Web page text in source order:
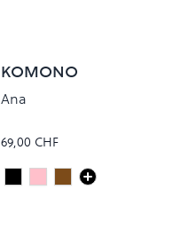
KOMONO
Ana
69,00 CHF
Colour
BlackPeonyTortoise